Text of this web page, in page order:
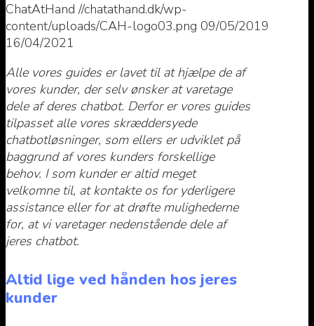
ChatAtHand //chatathand.dk/wp-
content/uploads/CAH-logo03.png 09/05/2019
16/04/2021
Alle vores guides er lavet til at hjælpe de af
vores kunder, der selv ønsker at varetage
dele af deres chatbot. Derfor er vores guides
tilpasset alle vores skræddersyede
chatbotløsninger, som ellers er udviklet på
baggrund af vores kunders forskellige
behov. I som kunder er altid meget
velkomne til, at kontakte os for yderligere
assistance eller for at drøfte mulighederne
for, at vi varetager nedenstående dele af
jeres chatbot.
Altid lige ved hånden hos jeres
kunder